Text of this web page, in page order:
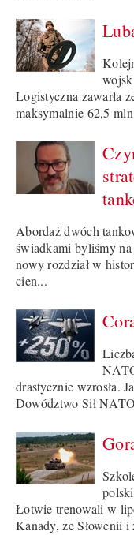
Logistyczna zawarła
maksymalnie 62,5
Abordaż dwóch
świadkami byliśmy
nowy rozdział w
cien...
drastycznie wzrosła.
Dowództwo Sił
Łotwie trenowali w
Kanady, ze Słowenii